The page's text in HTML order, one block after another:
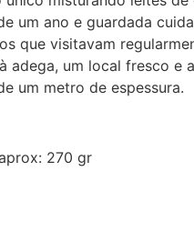
um ano e guardada
que visitavam
adega, um local fresco e
um metro de espessura.
270 gr